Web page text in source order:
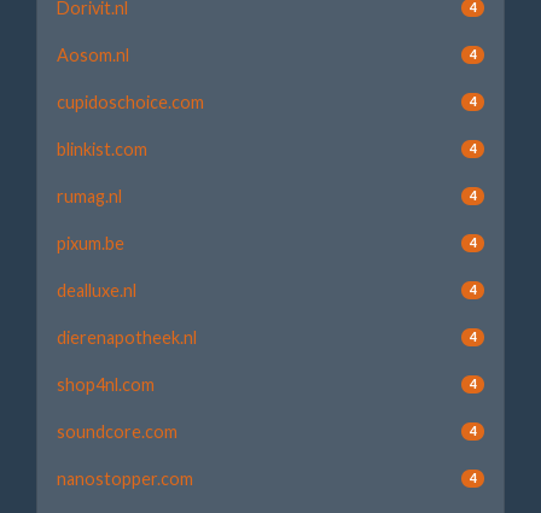
Dorivit.nl 4
Aosom.nl 4
cupidoschoice.com 4
blinkist.com 4
rumag.nl 4
pixum.be 4
dealluxe.nl 4
dierenapotheek.nl 4
shop4nl.com 4
soundcore.com 4
nanostopper.com 4